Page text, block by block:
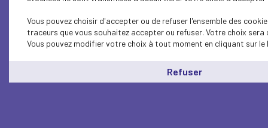
Vous pouvez choisir d'accepter ou de refuser l'ensemble des
traceurs que vous souhaitez accepter ou refuser. Votre choix
Vous pouvez modifier votre choix à tout moment en cliquant sur le
Refuser